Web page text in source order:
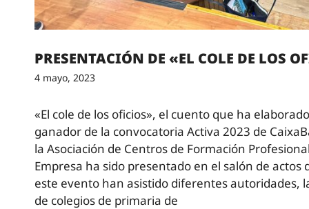
PRESENTACIÓN DE «EL COLE DE LOS
4 mayo, 2023
«El cole de los oficios», el cuento que ha
ganador de la convocatoria Activa 2023 de
la Asociación de Centros de Formación
Empresa ha sido presentado en el salón de actos
este evento han asistido diferentes autoridades,
de colegios de primaria de